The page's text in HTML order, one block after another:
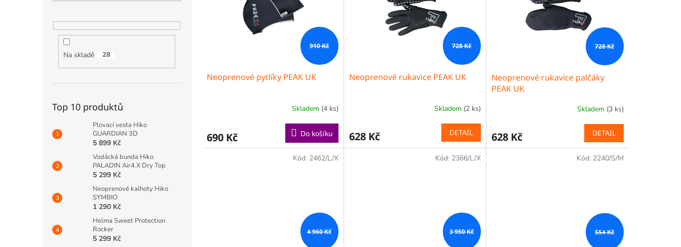
Na skladě 28
Top 10 produktů
Plovací vesta Hiko
GUARDIAN 3D
5 899 Kč
Vodácká bunda Hiko
PALADIN Air4.X Dry Top
5 299 Kč
Neoprenové kalhoty Hiko
SYMBIO
1 290 Kč
Helma Sweet Protection
Rocker
5 299 Kč
910 Kč
Neoprenové pytlíky PEAK UK
Skladem (4 ks)
690 Kč Do košíku
728 Kč
Neoprenové rukavice PEAK UK
Skladem (2 ks)
628 Kč DETAIL
728 Kč
Neoprenové rukavice palčáky
PEAK UK
Skladem (3 ks)
628 Kč DETAIL
4 960 Kč
Kód: 2462/L/X
3 950 Kč
Kód: 2366/L/X
554 Kč
Kód: 2240/S/M